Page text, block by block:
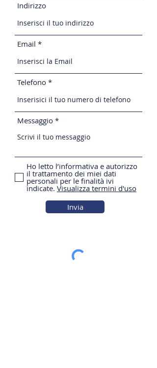
Indirizzo
Email
Telefono
Messaggio
Ho letto l’informativa e autorizzo
il trattamento dei miei dati
personali per le finalità ivi
indicate. Visualizza termini d'uso
Invia